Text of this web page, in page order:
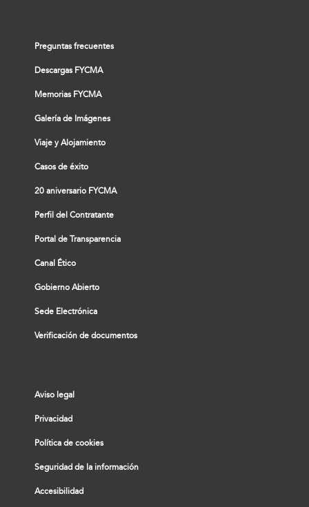
Preguntas frecuentes
Descargas FYCMA
Memorias FYCMA
Galería de Imágenes
Viaje y Alojamiento
Casos de éxito
20 aniversario FYCMA
Perfil del Contratante
Portal de Transparencia
Canal Ético
Gobierno Abierto
Sede Electrónica
Verificación de documentos
Aviso legal
Privacidad
Política de cookies
Seguridad de la información
Accesibilidad